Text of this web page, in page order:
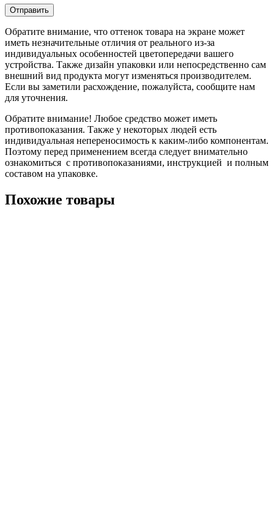
Обратите внимание, что оттенок товара на экране может
иметь незначительные отличия от реального из-за
индивидуальных особенностей цветопередачи вашего
устройства. Также дизайн упаковки или непосредственно сам
внешний вид продукта могут изменяться производителем.
Если вы заметили расхождение, пожалуйста, сообщите нам
для уточнения.
Обратите внимание! Любое средство может иметь
противопоказания. Также у некоторых людей есть
индивидуальная непереносимость к каким-либо компонентам.
Поэтому перед применением всегда следует внимательно
ознакомиться с противопоказаниями, инструкцией и полным
составом на упаковке.
Похожие товары